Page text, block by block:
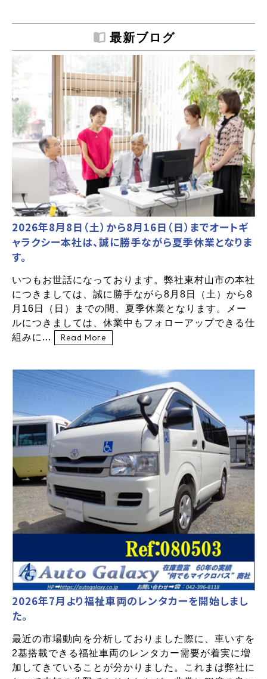
最新ブログ
2026年8月8日（土）から8月16日（日）までオートギ
ャラクシー本社は、誠に勝手ながら夏季休業となりま
す。
いつもお世話になっております。弊社東村山市の本社
につきましては、誠に勝手ながら8月8日（土）から8
月16日（日）までの間、夏季休業となります。メー
ルにつきましては、休業中もフォローアップできる仕
組みに...
Read More
2026年7月より福祉車両のレンタカーを開始しまし
た。
最近の市場動向を分析しておりました際に、車いすを
2基搭載できる福祉車両のレンタカー需要が着実に増
加してきていることが分かりました。これまは弊社に